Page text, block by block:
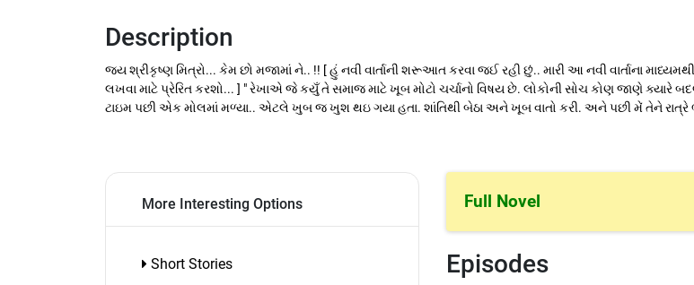
Description
જય શ્રીકૃષ્ણ મિત્રો... કેમ છો મજામાં ને.. !! [ હું નવી વાર્તાની શરૂઆત કરવા જઈ રહી છું.. મારી આ નવી વાર્તાના
લખવા માટે પ્રેરિત કરશો... ] " રેખાએ જે કયુઁ તે સમાજ માટે ખૂબ મોટો ચર્ચાનો વિષય છે. લોકોની સોચ કોણ જાણે ક્યારે
ટાઇમ પછી એક મોલમાં મળ્યા.. એટલે ખુબ જ ખુશ થઇ ગયા હતા. શાંતિથી બેઠા અને ખૂબ વાતો કરી. અને પછી મેં તેને રાત્રે
More Interesting Options
Short Stories
Full Novel
Episodes